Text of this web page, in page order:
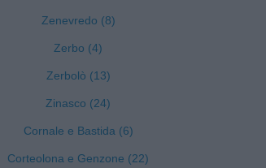
Zenevredo (8)
Zerbo (4)
Zerbolò (13)
Zinasco (24)
Cornale e Bastida (6)
Corteolona e Genzone (22)